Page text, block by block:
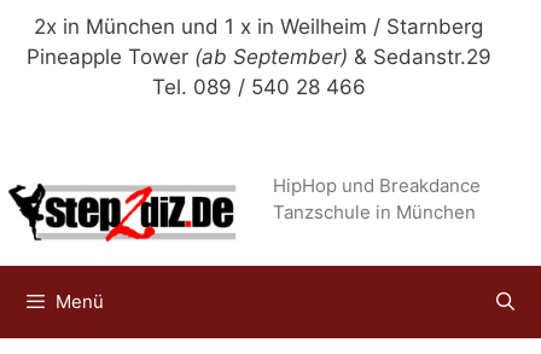
Zum
Inhalt
2x in München und 1 x in Weilheim / Starnberg
Pineapple Tower (ab September) & Sedanstr.29
Tel. 089 / 540 28 466
HipHop und Breakdance
Tanzschule in München
Menü